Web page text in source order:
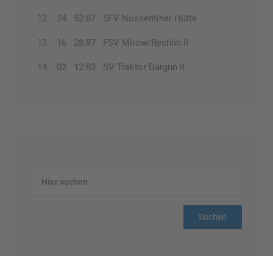
12. 24 52:67 SFV Nossentiner Hütte
13. 16 28:87 FSV Mirow/Rechlin II
14. 02 12:83 SV Traktor Dargun II